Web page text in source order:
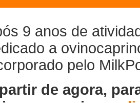
No IV Dia de Campo
caso da Fazenda São
Anhembi-
o sistema
dos investimentos? Quais
Faça sua inscrição: